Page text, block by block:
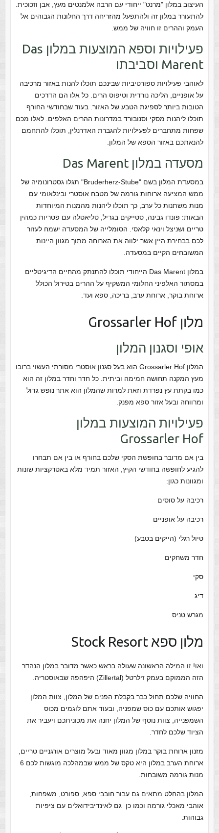
העיצוב במלון "מרנט" ייחודי עם הרבה אלמנטים מעץ, אבן וזכוכית.
להתעורר במלון זה ולהתפעל מהזריחה דרך החלונות הגבוהים אל
העמק וההרים זו חוויה של ממש.
פעילויות וספא המוצעות במלון Das
Marent וסביבתו
לאוהבי פעילויות ספורטיביות שבינכם תוכלו להנות באזור מרכיבה
על אופניים, הליכה נורדית וטיפוס הרים. כל אלו הם הדרכים
הטובות ביותר לספיגת הטבע של האזור. בעוד שבחודשי החורף
תוכלו ליהנות מסקי וסנובורד במדרונות ההרים האלפים. לאלו מכם
שפחות מתחברים לפעילויות להגברת האדרנלין, תוכלו להתחמם
להנאתכם באזור הספא של המלון.
מסעדה במלון Das Marent
במסעדת המלון בשם "Bruderherz-Stube" תגלו גסטרונומיה של
ממש המציעה ארוחות גורמה של מטבח אוסטרי ובינלאומי עם
מנות משתנות כל ערב, כך תוכלו ליהנות מהמנות המיוחדות
הבאות: פונדו גבינה, סטייקים בגריל, טליאטלה עם פטריות כמהין
טריים ושניצל וינאי קלאסי. הסומלייה של המסעדה ישמח לעזור
לכם בבחירת היין אשר ילווה את הארוחה מתוך מגוון היינות
המשובחים הקיים במסעדה.
במלון Das Marent הייחודי תוכלו להתנתק מהחיים הדיגיטליים
במסתור האלפיני החלומי המשקיף על ההרים בטירול הכולל
ארוחת בוקר, ארוחת ערב, בריכה, ספא ועד.
מלון Grossarler Hof
אופי וסגנון המלון
המלון Grossarler Hof הוא בעל סגנון אוסטרי מסורתי העשוי ברובו
מעץ המקנה תחושה חמימה וביתית. כל חדר וחדר במלון זה הוא
כמו בקתת עץ נפרדת וזאת למרות שהמלון הוא אתר נופש גדול
ומרווחה ובעל אזור ספא מפנק.
פעילויות המוצעות במלון
Grossarler Hof
בין אם מדובר בחופשת הסקי שלכם בחורף או בין אם תבחרו
להגיע לחופשה בחודשי הקיץ, האזור תמיד מלא באטרקציות שונות
ומגוונות כגון:
רכיבה על סוסים
רכיבה על אופניים
טיול רגלי (הייקים בטבע)
חדר משחקים
סקי
דיג
מגרש טניס
מלון ספא Stock Resort
ואו! זו המילה הראשונה שעולה בראש כאשר מדובר במלון הנהדר
הזה הממוקם בעמק זילרטל (Zillertal) היפהפה שבאוסטריה.
החוויה שלכם תחול כבר בקבלת הפנים של המלון, צוות המלון
יפגוש אותכם עם כוס שמפניה, ובעוד אתם לוגמים מכוס
השמפנייה, צוות נוסף של המלון יחנה את מכוניתכם ויעביר את
הציוד שלכם לחדר.
מזנון ארוחת בוקר במלון מגוון מאוד ובעל מוצרים אורגניים טריים,
ארוחת הערב במלון היא טקס של ממש שבמהלכה מוגשות לכם 6
מנות גורמה משובחות.
המלון בהחלט מתאים גם עבור חובבי ספא, ספורט, משפחות,
אוהבי מאכלי גורמה וכמו כן גם לאינדיבידואלים עם ציפיות
גבוהות.